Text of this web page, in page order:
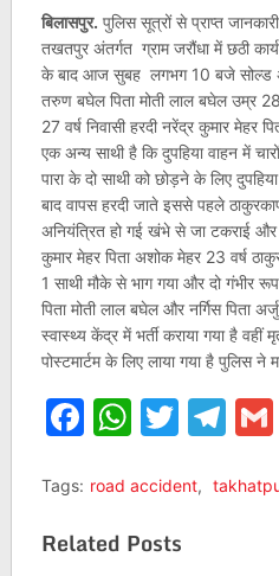
बिलासपुर. पुलिस सूत्रों से प्राप्त
तखतपुर अंतर्गत ग्राम जरौंधा में छठी
के बाद आज सुबह लगभग 10 बजे सोल्ड
तरुण बघेल पिता मोती लाल बघेल उम्र 28
27 वर्ष निवासी हरदी नरेंद्र कुमार मेहर
एक अन्य साथी है कि दुपहिया वाहन में
पारा के दो साथी को छोड़ने के लिए
बाद वापस हरदी जाते इससे पहले
अनियंत्रित हो गई खंभे से जा टकराई
कुमार मेहर पिता अशोक मेहर 23 वर्ष
1 साथी मौके से भाग गया और दो गंभीर
पिता मोती लाल बघेल और नर्गिस पिता
स्वास्थ्य केंद्र में भर्ती कराया गया है
पोस्टमार्टम के लिए लाया गया है पुलिस ने
Facebook
Tags: road accident,
Related Posts